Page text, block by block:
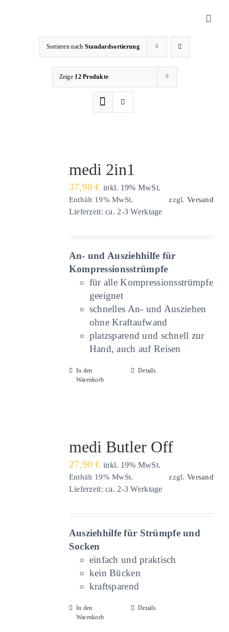
Sanitätshaus
Orthopädietechnik
Produkte
Sortieren nach Standardsortierung
Zeige 12 Produkte
medi 2in1
37,98€ inkl. 19% MwSt.
Enthält 19% MwSt.
zzgl. Versand
Lieferzeit: ca. 2-3 Werktage
An- und Ausziehhilfe für
Kompressionsstrümpfe
für alle Kompressionsstrümpfe
geeignet
schnelles An- und Ausziehen
ohne Kraftaufwand
platzsparend und schnell zur
Hand, auch auf Reisen
In den
Warenkorb
Details
medi Butler Off
27,90€ inkl. 19% MwSt.
Enthält 19% MwSt.
zzgl. Versand
Lieferzeit: ca. 2-3 Werktage
Ausziehhilfe für Strümpfe und
Socken
einfach und praktisch
kein Bücken
kraftsparend
In den
Warenkorb
Details